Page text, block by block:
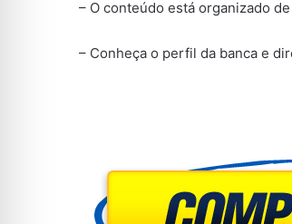
– O conteúdo está organizado
– Conheça o perfil da banca e